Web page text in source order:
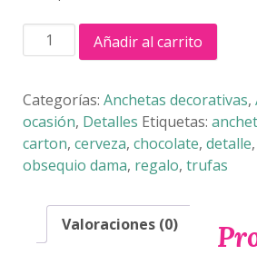
ANCHETA
BALDE
cantidad
Añadir al carrito
Categorías: Anchetas decorativas,
ocasión, Detalles Etiquetas:
carton, cerveza, chocolate, detalle,
obsequio dama, regalo, trufas
Valoraciones (0)